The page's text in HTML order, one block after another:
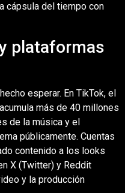
cápsula del tiempo con
plataformas
esperar. En TikTok, el
más de 40 millones
de la música y el
públicamente. Cuentas
contenido a los looks
X (Twitter) y Reddit
y la producción